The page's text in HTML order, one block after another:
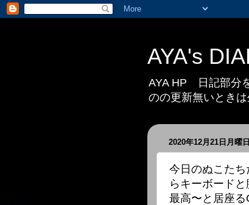
AYA's
AYA HP 日記部分
のの更新無いとき
2020年12月21日月曜日
今日のぬこた
らキーボード
最高〜と居座